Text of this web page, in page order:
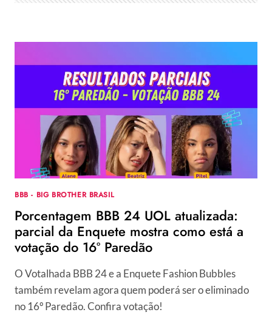
BBB - BIG BROTHER BRASIL
Porcentagem BBB 24 UOL atualizada:
parcial da Enquete mostra como está a
votação do 16º Paredão
O Votalhada BBB 24 e a Enquete Fashion Bubbles
também revelam agora quem poderá ser o eliminado
no 16º Paredão. Confira votação!